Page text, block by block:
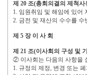
제 20 조(총회의결의 제척사
1. 임원취임 및 해임에 있어
2. 금전 및 재산의 수수를
제 5 장 이 사 회
제 21 조(이사회의 구성 및
② 이사회는 다음의 사항을
1. 규정의 제정, 변경 또는 폐